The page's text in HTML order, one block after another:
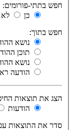
חפש בתתי-פורומים:
כן
לא
חפש בתוך:
נושא
תוכן
נושא
הודעה
הצג את תוצאות
הודעות
סדר את התוצאות